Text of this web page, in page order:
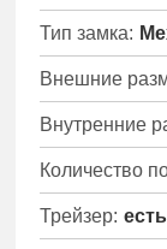
Тип замка:
Внешние
Внутренние
Количество
Трейзер: есть